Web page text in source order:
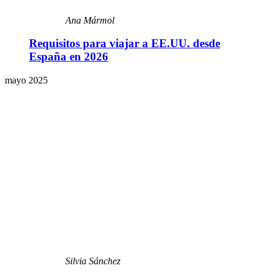
Ana Mármol
Requisitos para viajar a EE.UU. desde
España en 2026
mayo 2025
Silvia Sánchez